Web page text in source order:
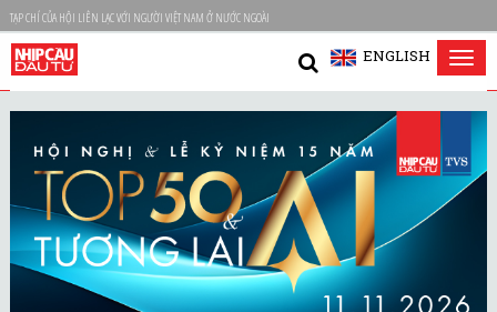
TẠP CHÍ CỦA HỘI LIÊN LẠC VỚI NGƯỜI VIỆT NAM Ở NƯỚC NGOÀI
ENGLISH